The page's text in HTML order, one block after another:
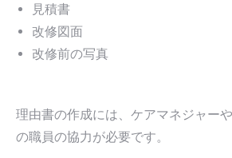
見積書
改修図面
改修前の写真
理由書の作成には、ケアマネジャー
の職員の協力が必要です。